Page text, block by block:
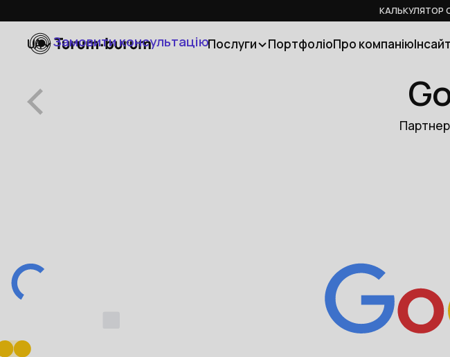
КАЛЬКУЛЯТОР
Послуги ПортфоліоПро компанію
UA Замовити консультацію